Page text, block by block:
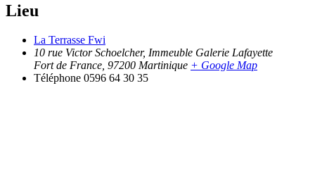
Lieu
La Terrasse Fwi
10 rue Victor Schoelcher, Immeuble Galerie Lafayette
Fort de France, 97200 Martinique + Google Map
Téléphone 0596 64 30 35